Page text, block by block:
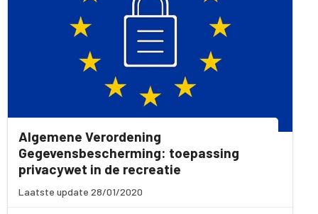
Algemene Verordening
Gegevensbescherming: toepassing
privacywet in de recreatie
Laatste update 28/01/2020